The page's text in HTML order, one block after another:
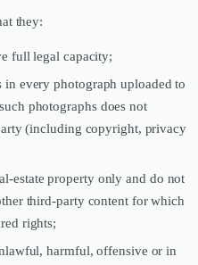
they:
full legal capacity;
every photograph uploaded to
photographs does not
(including copyright, privacy
estate property only and do not
third-party content for which
rights;
harmful, offensive or in